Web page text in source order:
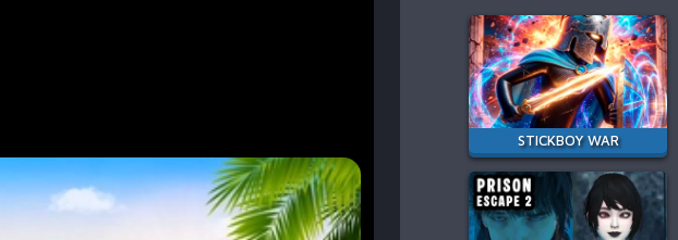
STICKBOY WAR